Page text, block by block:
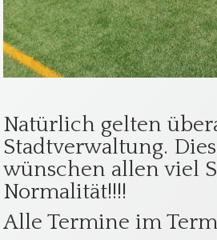
Natürlich gelten
Stadtverwaltung.
wünschen allen viel
Normalität!!!!
Alle Termine im